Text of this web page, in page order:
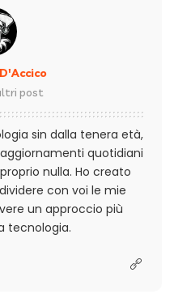
post
sin dalla tenera età,
quotidiani
nulla. Ho creato
con voi le mie
un approccio più
tecnologia.